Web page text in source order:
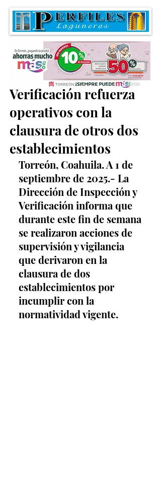
Inspección y
Verificación refuerza
operativos con la
clausura de otros dos
establecimientos
Torreón, Coahuila. A 1 de
septiembre de 2025.- La
Dirección de Inspección y
Verificación informa que
durante este fin de semana
se realizaron acciones de
supervisión y vigilancia
que derivaron en la
clausura de dos
establecimientos por
incumplir con la
normatividad vigente.